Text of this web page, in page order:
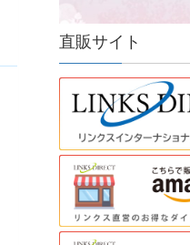
直販サイト